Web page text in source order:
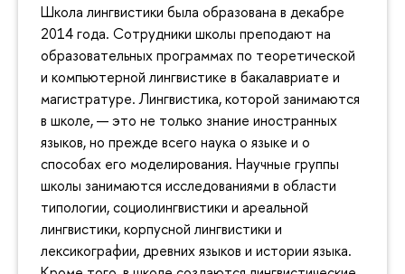
Школа лингвистики была образована в декабре
2014 года. Сотрудники школы преподают на
образовательных программах по теоретической
и компьютерной лингвистике в бакалавриате и
магистратуре. Лингвистика, которой занимаются
в школе, — это не только знание иностранных
языков, но прежде всего наука о языке и о
способах его моделирования. Научные группы
школы занимаются исследованиями в области
типологии, социолингвистики и ареальной
лингвистики, корпусной лингвистики и
лексикографии, древних языков и истории языка.